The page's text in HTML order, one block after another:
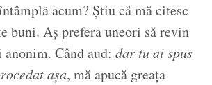
acum? Știu că mă citesc
buni. Aș prefera uneori să revin
Când aud: dar tu ai spus
așa, mă apucă greața